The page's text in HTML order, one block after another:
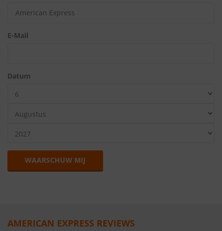
E-Mail
Datum
WAARSCHUW MIJ
AMERICAN EXPRESS REVIEWS